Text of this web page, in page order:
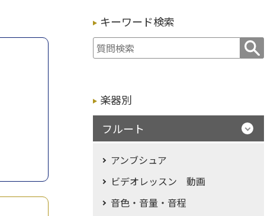
キーワード検索
楽器別
フルート
アンブシュア
ビデオレッスン 動画
音色・音量・音程